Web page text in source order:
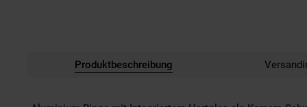
Produktbeschreibung